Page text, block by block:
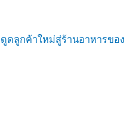
ดลูกค้าใหม่สู่ร้านอาหารของ